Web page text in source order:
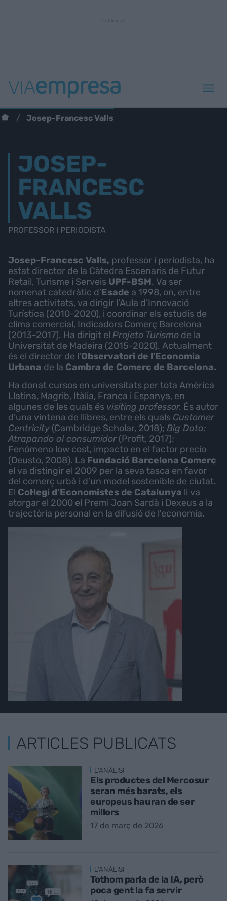
Josep-Francesc Valls
JOSEP-
FRANCESC
VALLS
PROFESSOR I PERIODISTA
Josep-Francesc Valls, professor i periodista, ha
estat director de la Càtedra Escenaris de Futur
Retail, Turisme i Serveis UPF-BSM. Va ser
nomenat catedràtic d’Esade a 1998, on, entre
altres activitats, va dirigir l’Aula d’Innovació
Turística (2010-2020), i coordinar els estudis de
clima comercial, Indicadors Comerç Barcelona
(2013-2017). Ha dirigit el Projeto Turismo de la
Universitat de Madeira (2015-2020). Actualment
és el director de l'Observatori de l'Economia
Urbana de la Cambra de Comerç de Barcelona.
Ha donat cursos en universitats per tota Amèrica
Llatina, Magrib, Itàlia, França i Espanya, en
algunes de les quals és visiting professor. És autor
d’una vintena de llibres, entre els quals Customer
Centricity (Cambridge Scholar, 2018); Big Data:
Atrapando al consumidor (Profit, 2017);
Fenómeno low cost, impacto en el factor precio
(Deusto, 2008). La Fundació Barcelona Comerç
el va distingir el 2009 per la seva tasca en favor
del comerç urbà i d’un model sostenible de ciutat.
El Col·legi d’Economistes de Catalunya li va
atorgar el 2000 el Premi Joan Sardà i Dexeus a la
trajectòria personal en la difusió de l'economia.
ARTICLES PUBLICATS
L'ANÀLISI
Els productes del Mercosur
seran més barats, els
europeus hauran de ser
millors
17 de març de 2026
L'ANÀLISI
Tothom parla de la IA, però
poca gent la fa servir
10 de març de 2026